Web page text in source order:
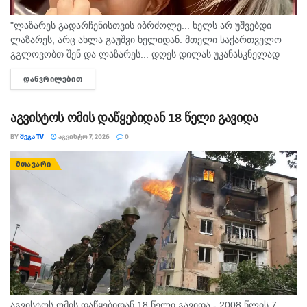
თეგები: 20-21 ივნისი გავრილოვის ღამე
"ლაზარეს გადარჩენისთვის იბრძოლე... ხელს არ უშვებდი
ლაზარეს, არც ახლა გაუშვი ხელიდან. მთელი საქართველო
გგლოვობთ შენ და ლაზარეს... დღეს დილას უკანასკნელად
მომესალმე, თურმე. ისღა დაგვრჩა ნუგეშად, შენი თავი
გვაპოვნინო..." - 6...
ᲓᲐᲬᲕᲠᲘᲚᲔᲑᲘᲗ
აგვისტოს ომის დაწყებიდან 18 წელი გავიდა
BYᲛᲔᲒᲐ TV ᲐᲒᲕᲘᲡᲢᲝ 7, 2026 0
ᲛᲗᲐᲕᲐᲠᲘ
აგვისტოს ომის დაწყებიდან 18 წელი გავიდა - 2008 წლის 7